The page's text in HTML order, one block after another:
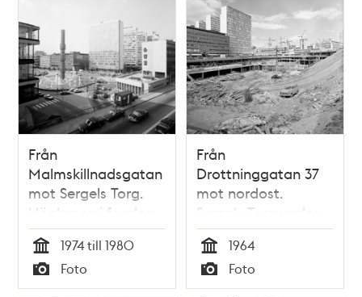
Från
Malmskillnadsgatan
mot Sergels Torg.
Höghusen i fonden
Tid
1974 till 1980
Typ
Foto
Från
Drottninggatan 37
mot nordost.
Sergels Torg under
anläggning
Tid
1964
Typ
Foto